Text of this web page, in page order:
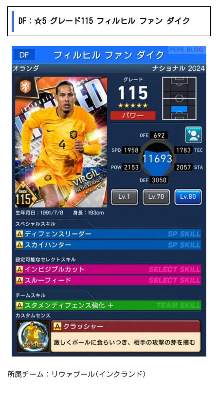
DF：☆5 グレード115 フィルヒル ファン ダイク
所属チーム：リヴァプール(イングランド)